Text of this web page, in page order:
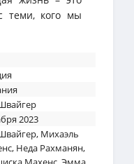
теми, кого мы
2023
, Михаэль
, Неда Рахманян,